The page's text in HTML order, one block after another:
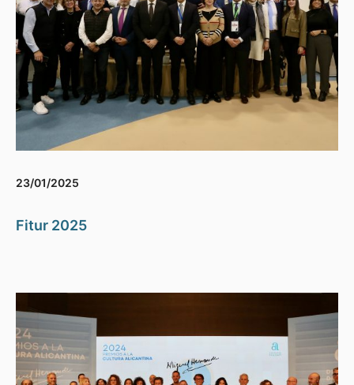
23/01/2025
Fitur 2025